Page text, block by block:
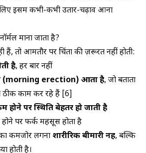
इसमें कभी-कभी उतार-चढ़ाव आना
माना जाता है?
हैं, तो आमतौर पर चिंता की ज़रूरत नहीं होती:
है, हर बार नहीं
erection) आता है, जो बताता
काम कर रहे हैं [6]
होने पर स्थिति बेहतर हो जाती है
पर फर्क महसूस होता है
कमजोर लगना शारीरिक बीमारी नहीं, बल्कि
होती है।